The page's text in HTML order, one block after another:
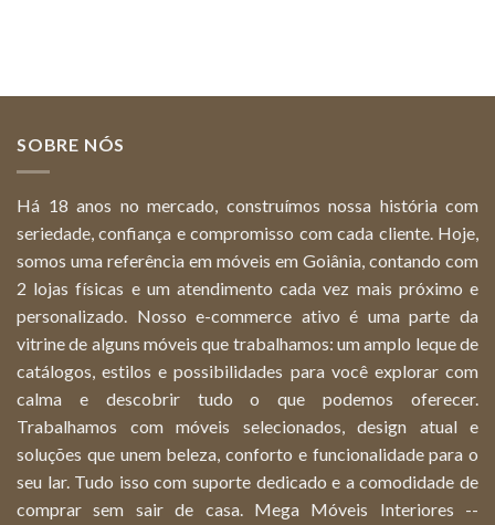
SOBRE NÓS
Há 18 anos no mercado, construímos nossa história com
seriedade, confiança e compromisso com cada cliente. Hoje,
somos uma referência em móveis em Goiânia, contando com
2 lojas físicas e um atendimento cada vez mais próximo e
personalizado. Nosso e-commerce ativo é uma parte da
vitrine de alguns móveis que trabalhamos: um amplo leque de
catálogos, estilos e possibilidades para você explorar com
calma e descobrir tudo o que podemos oferecer.
Trabalhamos com móveis selecionados, design atual e
soluções que unem beleza, conforto e funcionalidade para o
seu lar. Tudo isso com suporte dedicado e a comodidade de
comprar sem sair de casa. Mega Móveis Interiores --